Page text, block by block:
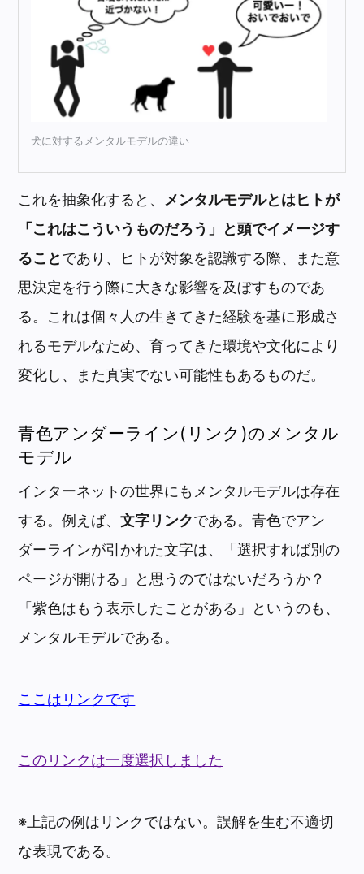
犬に対するメンタルモデルの違い
これを抽象化すると、
メンタルモデルとはヒトが
「これはこういうものだろう」と頭でイメージす
ることであり、ヒトが対象を認識する際、また意
思決定を行う際に大きな影響を及ぼすものであ
る。これは個々人の生きてきた経験を基に形成さ
れるモデルなため、育ってきた環境や文化により
変化し、また真実でない可能性もあるものだ。
青色アンダーライン(リンク)のメンタル
モデル
インターネットの世界にもメンタルモデルは存在
する。例えば、文字リンクである。青色でアン
ダーラインが引かれた文字は、「選択すれば別の
ページが開ける」と思うのではないだろうか？
「紫色はもう表示したことがある」というのも、
メンタルモデルである。
ここはリンクです
このリンクは一度選択しました
※上記の例はリンクではない。誤解を生む不適切
な表現である。